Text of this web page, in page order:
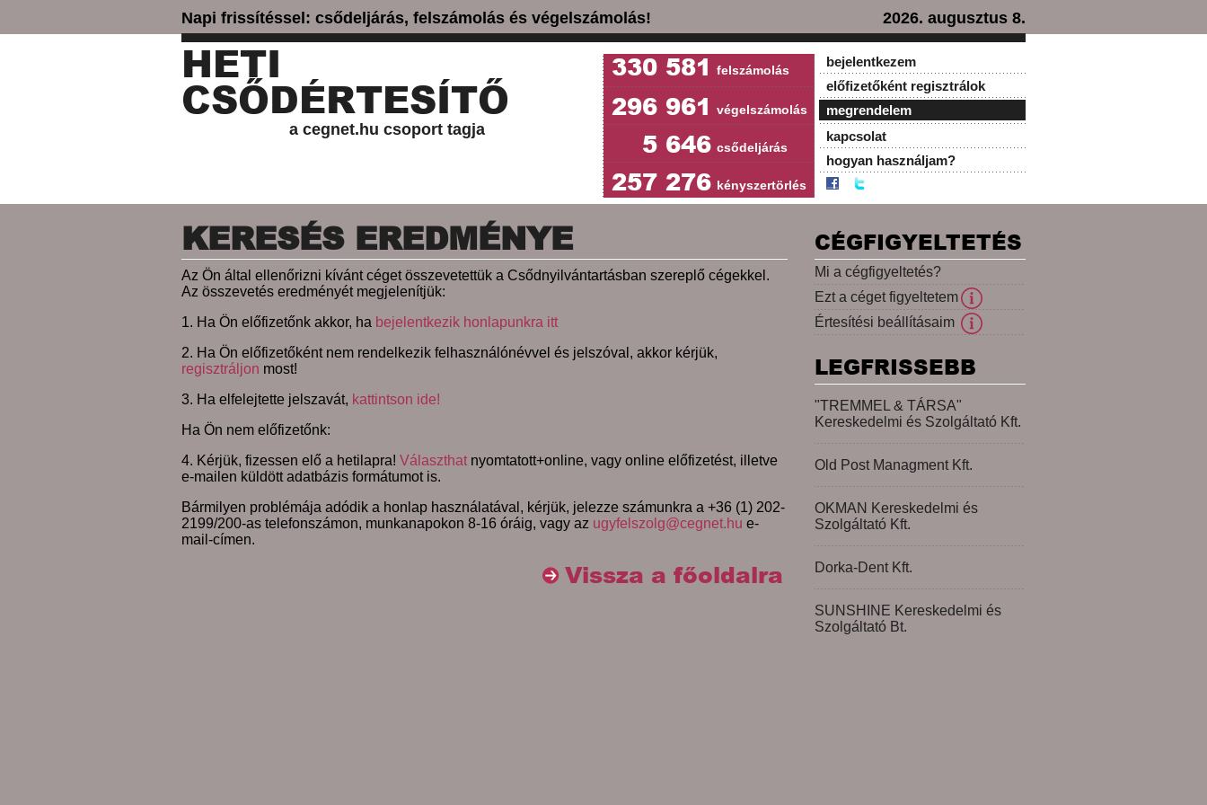
Napi frissítéssel: csődeljárás, felszámolás és végelszámolás! 2026. augusztus 8.
HETI
CSŐDÉRTESÍTŐ
a cegnet.hu csoport tagja
330 581 felszámolás
296 961 végelszámolás
5 646 csődeljárás
257 276 kényszertörlés
bejelentkezem
előfizetőként regisztrálok
megrendelem
kapcsolat
hogyan használjam?
KERESÉS EREDMÉNYE
Az Ön által ellenőrizni kívánt céget összevetettük a Csődnyilvántartásban szereplő cégekkel.
Az összevetés eredményét megjelenítjük:
1. Ha Ön előfizetőnk akkor, ha bejelentkezik honlapunkra itt
2. Ha Ön előfizetőként nem rendelkezik felhasználónévvel és jelszóval, akkor kérjük,
regisztráljon most!
3. Ha elfelejtette jelszavát, kattintson ide!
Ha Ön nem előfizetőnk:
4. Kérjük, fizessen elő a hetilapra! Választhat nyomtatott+online, vagy online előfizetést, illetve
e-mailen küldött adatbázis formátumot is.
Bármilyen problémája adódik a honlap használatával, kérjük, jelezze számunkra a +36 (1) 202-
2199/200-as telefonszámon, munkanapokon 8-16 óráig, vagy az ugyfelszolg@cegnet.hu e-
mail-címen.
Vissza a főoldalra
CÉGFIGYELTETÉS
Mi a cégfigyeltetés?
Ezt a céget figyeltetem
Értesítési beállításaim
LEGFRISSEBB
"TREMMEL & TÁRSA"
Kereskedelmi és Szolgáltató Kft.
Old Post Managment Kft.
OKMAN Kereskedelmi és
Szolgáltató Kft.
Dorka-Dent Kft.
SUNSHINE Kereskedelmi és
Szolgáltató Bt.